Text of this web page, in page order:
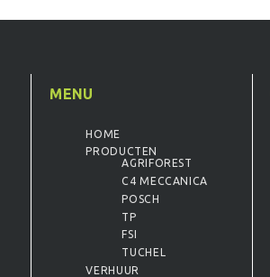
MENU
HOME
PRODUCTEN
AGRIFOREST
C4 MECCANICA
POSCH
TP
FSI
TUCHEL
VERHUUR